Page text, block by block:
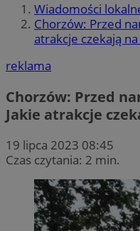
Wiadomości
Chorzów: Przed
atrakcje czekają
reklama
Chorzów: Przed
Jakie atrakcje
19 lipca 2023 08:45
Czas czytania: 2 min.